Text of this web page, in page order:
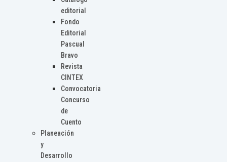
editorial
Fondo
Editorial
Pascual
Bravo
Revista
CINTEX
Convocatoria
Concurso
de
Cuento
Planeación
y
Desarrollo